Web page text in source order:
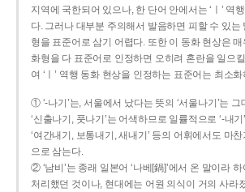
지역에 국한되어 있으나, 한 단어 안에서는 ‘ㅣ’ 역
다. 그러나 대부분 주의해서 발음하면 피할 수 있는
형을 표준어로 삼기 어렵다. 또한 이 동화 현상은
화형을 다 표준어로 인정하면 오히려 혼란을 일으
여 ‘ㅣ’ 역행 동화 현상을 인정하는 표준어는 최소
① ‘-나기’는, 서울에서 났다는 뜻의 ‘서울나기’는
‘신출나기, 풋나기’는 어색하므로 일률적으로 ‘-내
‘여간내기, 보통내기, 새내기’ 등의 어휘에서도 마찬
으로 삼는다.
② ‘남비’는 종래 일본어 ‘나베[鍋]’에서 온 말이라
처리했던 것이나, 현대에는 어원 의식이 거의 사라